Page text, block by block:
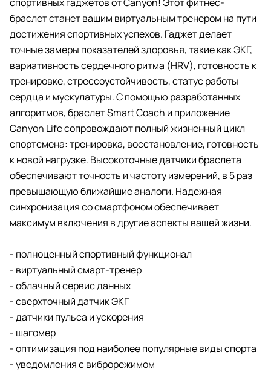
браслет станет вашим виртуальным тренером на пути
достижения спортивных успехов. Гаджет делает
точные замеры показателей здоровья, такие как ЭКГ,
вариативность сердечного ритма (HRV), готовность к
тренировке, стрессоустойчивость, статус работы
сердца и мускулатуры. С помощью разработанных
алгоритмов, браслет Smart Coach и приложение
Canyon Life сопровождают полный жизненный цикл
спортсмена: тренировка, восстановление, готовность
к новой нагрузке. Высокоточные датчики браслета
обеспечивают точность и частоту измерений, в 5 раз
превышающую ближайшие аналоги. Надежная
синхронизация со смартфоном обеспечивает
максимум включения в другие аспекты вашей жизни.
- полноценный спортивный функционал
- виртуальный смарт-тренер
- облачный сервис данных
- сверхточный датчик ЭКГ
- датчики пульса и ускорения
- шагомер
- оптимизация под наиболее популярные виды спорта
- уведомления с виброрежимом